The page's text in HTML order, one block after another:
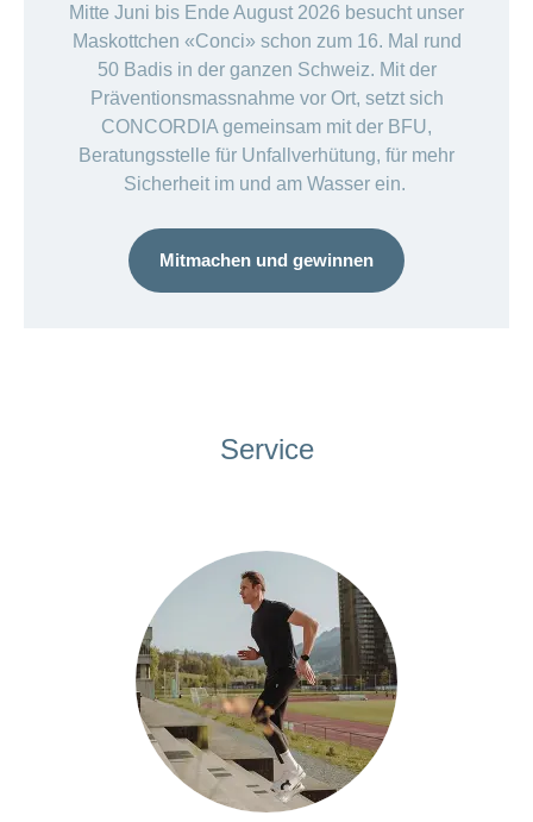
Mitte Juni bis Ende August 2026 besucht unser
Maskottchen «Conci» schon zum 16. Mal rund
50 Badis in der ganzen Schweiz. Mit der
Präventionsmassnahme vor Ort, setzt sich
CONCORDIA gemeinsam mit der BFU,
Beratungsstelle für Unfallverhütung, für mehr
Sicherheit im und am Wasser ein.
Mitmachen und gewinnen
Service